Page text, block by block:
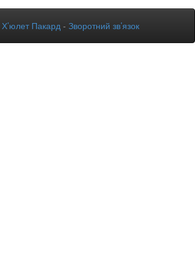
Х’юлет Пакард - Зворотний зв’язок